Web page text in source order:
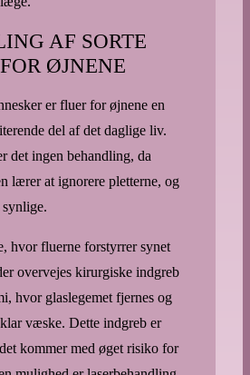
AF SORTE
ØJNENE
er fluer for øjnene en
del af det daglige liv.
det ingen behandling, da
lærer at ignorere pletterne, og
hvor fluerne forstyrrer synet
overvejes kirurgiske indgreb
hvor glaslegemet fjernes og
væske. Dette indgreb er
kommer med øget risiko for